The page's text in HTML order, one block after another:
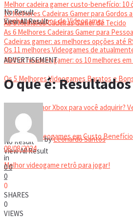
Melhor cadeira gamer custo-benefício: 10
10 Melhores Cadeiras Gamer para Gordos
As 6 Melhores Cadeiras Gamer de Tecido
As 6 Melhores Cadeiras Gamer para
Cadeiras gamer: as melhores opções até
HEADSET
Melhor headset gamer: os 10 melhores em
No Result
View All Result
Conheça os tipos de Videogames
Os 11 melhores Videogames de
Os 5 Melhores Videogames Baratos e
Qual é o melhor Xbox para você adquirir?
Melhores Videogames em Custo
Melhor videogame retrô para jogar!
VIDEOGAMES PORTÁTEIS
No Result
View All Result
ADVERTISEMENT
O que é:
byLeonardo Santos
08/08/2024
in
00
0
0
SHARES
0
VIEWS